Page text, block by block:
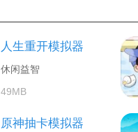
人生重开模拟器
休闲益智
49MB
原神抽卡模拟器